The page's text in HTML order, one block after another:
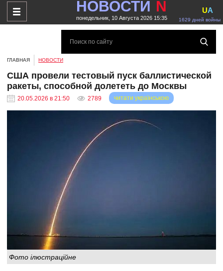
НОВОСТИ N
понедельник, 10 Августа 2026 15:35 1629 дней войны
UA
ГЛАВНАЯ НОВОСТИ
США провели тестовый пуск баллистической
ракеты, способной долететь до Москвы
20.05.2026 в 21:50 2789 читати українською
Фото ілюстраційне